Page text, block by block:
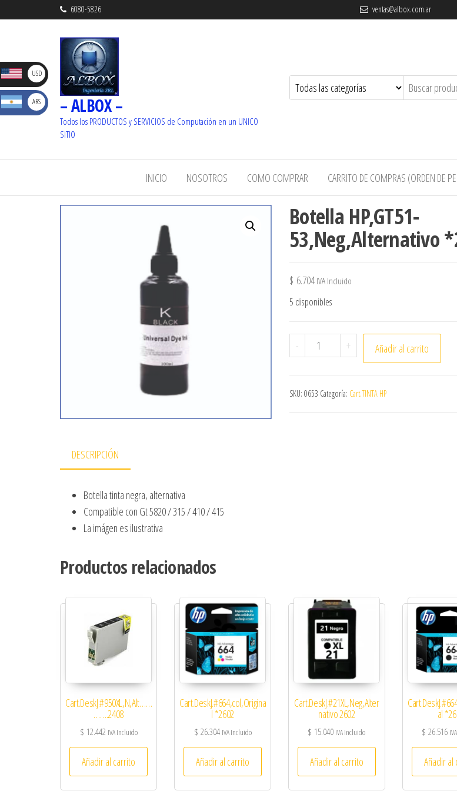
6080-5826 ventas@albox.com.ar
– ALBOX –
Todos los PRODUCTOS y SERVICIOS de Computación en un UNICO
SITIO
INICIO NOSOTROS COMO COMPRAR CARRITO DE COMPRAS (ORDEN DE
Botella HP,GT51-
53,Neg,Alternativo
$ 6.704 IVA Incluido
5 disponibles
- Botella HP,GT51-
+ Añadir al carrito
SKU: 0653 Categoría: Cart.TINTA HP
DESCRIPCIÓN
Botella tinta negra, alternativa
Compatible con Gt 5820 / 315 / 410 / 415
La imágen es ilustrativa
Productos relacionados
Cart.DeskJ.#950XL,N,Alt……
…….2408
$ 12.442 IVA Incluido
Añadir al carrito
Cart.DeskJ.#664,col,Origina
l *2602
$ 26.304 IVA Incluido
Añadir al carrito
Cart.DeskJ.#21XL,Neg,Alter
nativo 2602
$ 15.040 IVA Incluido
Añadir al carrito
al
$ 26.516
Añadir al
USD
_ U$S
ARS